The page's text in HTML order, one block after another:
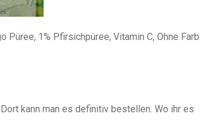
Püree, 1% Pfirsichpüree, Vitamin C, Ohne
kann man es definitiv bestellen. Wo ihr es